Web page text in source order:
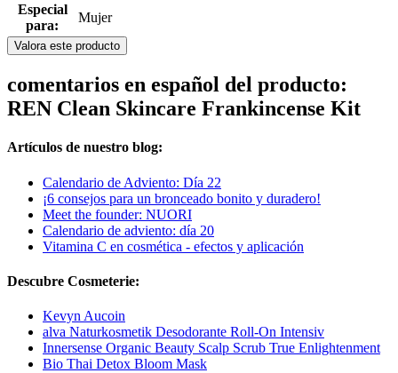
Especial
para:
Mujer
Valora este producto
comentarios en español del producto:
REN Clean Skincare Frankincense Kit
Artículos de nuestro blog:
Calendario de Adviento: Día 22
¡6 consejos para un bronceado bonito y duradero!
Meet the founder: NUORI
Calendario de adviento: día 20
Vitamina C en cosmética - efectos y aplicación
Descubre Cosmeterie:
Kevyn Aucoin
alva Naturkosmetik Desodorante Roll-On Intensiv
Innersense Organic Beauty Scalp Scrub True Enlightenment
Bio Thai Detox Bloom Mask